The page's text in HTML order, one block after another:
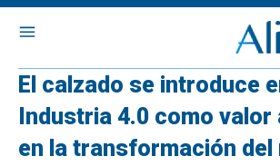
El calzado se introduce
Industria 4.0 como valor
en la transformación del